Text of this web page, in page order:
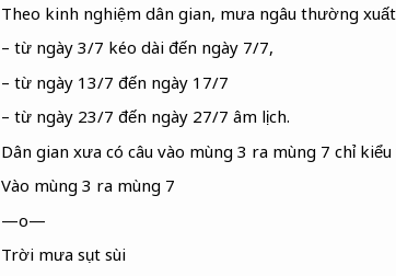
Theo kinh nghiệm dân gian, mưa ngâu thường
– từ ngày 3/7 kéo dài đến ngày 7/7,
– từ ngày 13/7 đến ngày 17/7
– từ ngày 23/7 đến ngày 27/7 âm lịch.
Dân gian xưa có câu vào mùng 3 ra mùng 7 chỉ
Vào mùng 3 ra mùng 7
—o—
Trời mưa sụt sùi